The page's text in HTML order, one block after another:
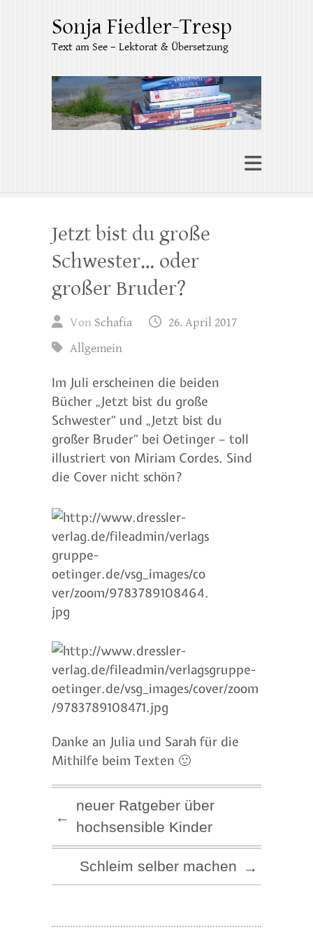
Sonja Fiedler-Tresp
Text am See – Lektorat & Übersetzung
Jetzt bist du große
Schwester… oder
großer Bruder?
Von Schafia
26. April 2017
Allgemein
Im Juli erscheinen die beiden
Bücher „Jetzt bist du große
Schwester“ und „Jetzt bist du
großer Bruder“ bei Oetinger – toll
illustriert von Miriam Cordes. Sind
die Cover nicht schön?
Danke an Julia und Sarah für die
Mithilfe beim Texten 🙂
←
neuer Ratgeber über
hochsensible Kinder
Schleim selber machen →